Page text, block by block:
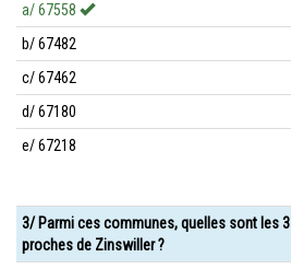
a/ 67558
b/ 67482
c/ 67462
d/ 67180
e/ 67218
3/ Parmi ces communes, quelles sont les
proches de Zinswiller ?